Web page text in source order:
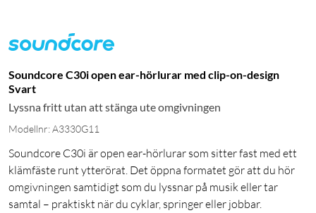
Soundcore C30i open ear-hörlurar med clip-on-design
Svart
Lyssna fritt utan att stänga ute omgivningen
Modellnr: A3330G11
Soundcore C30i är open ear-hörlurar som sitter fast med ett
klämfäste runt ytterörat. Det öppna formatet gör att du hör
omgivningen samtidigt som du lyssnar på musik eller tar
samtal – praktiskt när du cyklar, springer eller jobbar.